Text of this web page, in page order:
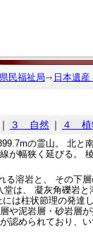
県民福祉局 日本遺
｜ ３ 自然 ｜ ４ 植
の霊山。 北と
が幅狭く延びる。
溶岩と、 その下
は、 凝灰角礫岩
は柱状節理の発達
や泥岩層・砂岩層
認められており、